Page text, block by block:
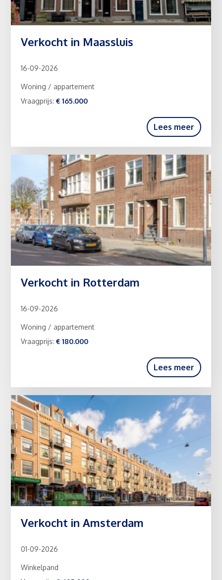
Verkocht in Maassluis
16-09-2026
Woning / appartement
Vraagprijs:€ 165.000
Lees meer
Verkocht in Rotterdam
16-09-2026
Woning / appartement
Vraagprijs:€ 180.000
Lees meer
Verkocht in Amsterdam
01-09-2026
Winkelpand